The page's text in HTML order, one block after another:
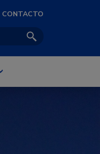
CONTACTO